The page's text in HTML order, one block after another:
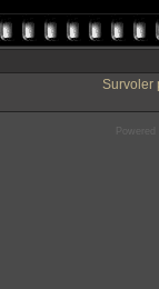
Survoler